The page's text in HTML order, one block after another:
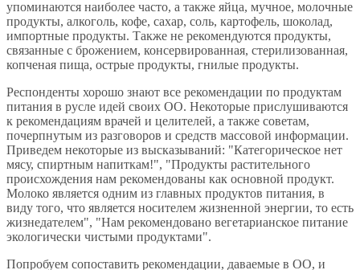
упоминаются наиболее часто, а также яйца, мучное, молочные
продукты, алкоголь, кофе, сахар, соль, картофель, шоколад,
импортные продукты. Также не рекомендуются продукты,
связанные с брожением, консервированная, стерилизованная,
копченая пища, острые продукты, гнилые продукты.
Респонденты хорошо знают все рекомендации по продуктам
питания в русле идей своих ОО. Некоторые прислушиваются
к рекомендациям врачей и целителей, а также советам,
почерпнутым из разговоров и средств массовой информации.
Приведем некоторые из высказываний: "Категорическое нет
мясу, спиртным напиткам!", "Продукты растительного
происхождения нам рекомендованы как основной продукт.
Молоко является одним из главных продуктов питания, в
виду того, что является носителем жизненной энергии, то есть
жизнедателем", "Нам рекомендовано вегетарианское питание
экологически чистыми продуктами".
Попробуем сопоставить рекомендации, даваемые в ОО, и